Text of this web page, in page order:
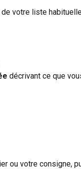
votre liste
décrivant ce que
ou votre consigne,